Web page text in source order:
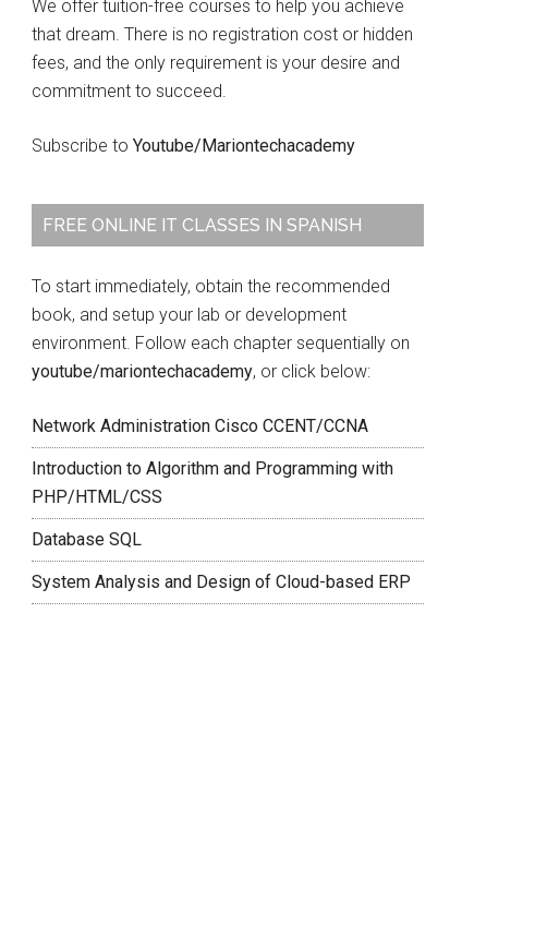
We offer tuition-free courses to help you achieve
that dream. There is no registration cost or hidden
fees, and the only requirement is your desire and
commitment to succeed.
Subscribe to Youtube/Mariontechacademy
FREE ONLINE IT CLASSES IN SPANISH
To start immediately, obtain the recommended
book, and setup your lab or development
environment. Follow each chapter sequentially on
youtube/mariontechacademy, or click below:
Network Administration Cisco CCENT/CCNA
Introduction to Algorithm and Programming with
PHP/HTML/CSS
Database SQL
System Analysis and Design of Cloud-based ERP